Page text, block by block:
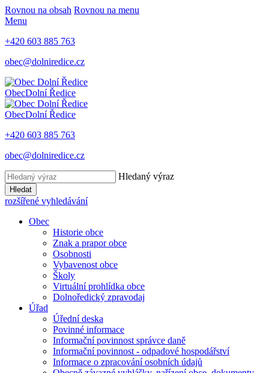
Rovnou na obsah Rovnou na menu
Menu
+420 603 885 763
obec@dolniredice.cz
ObecDolní Ředice
ObecDolní Ředice
+420 603 885 763
obec@dolniredice.cz
Hledaný výraz
Hledat
rozšířené vyhledávání
Obec
Historie obce
Znak a prapor obce
Osobnosti
Vybavenost obce
Školy
Virtuální prohlídka obce
Dolnoředický zpravodaj
Úřad
Úřední deska
Povinné informace
Informační povinnost správce daně
Informační povinnost - odpadové hospodářství
Informace o zpracování osobních údajů